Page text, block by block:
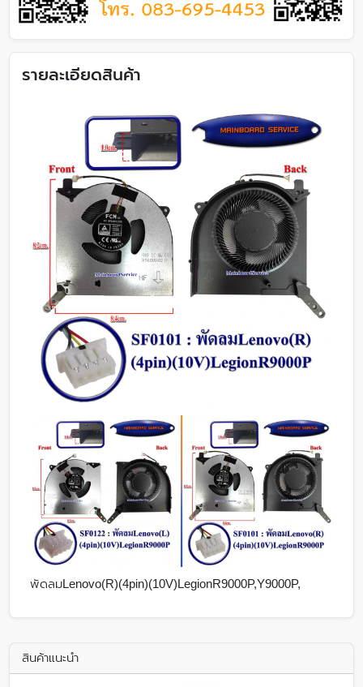
รายละเอียดสินค้า
พัดลมLenovo(R)(4pin)(10V)LegionR9000P,Y9000P,
สินค้าแนะนำ